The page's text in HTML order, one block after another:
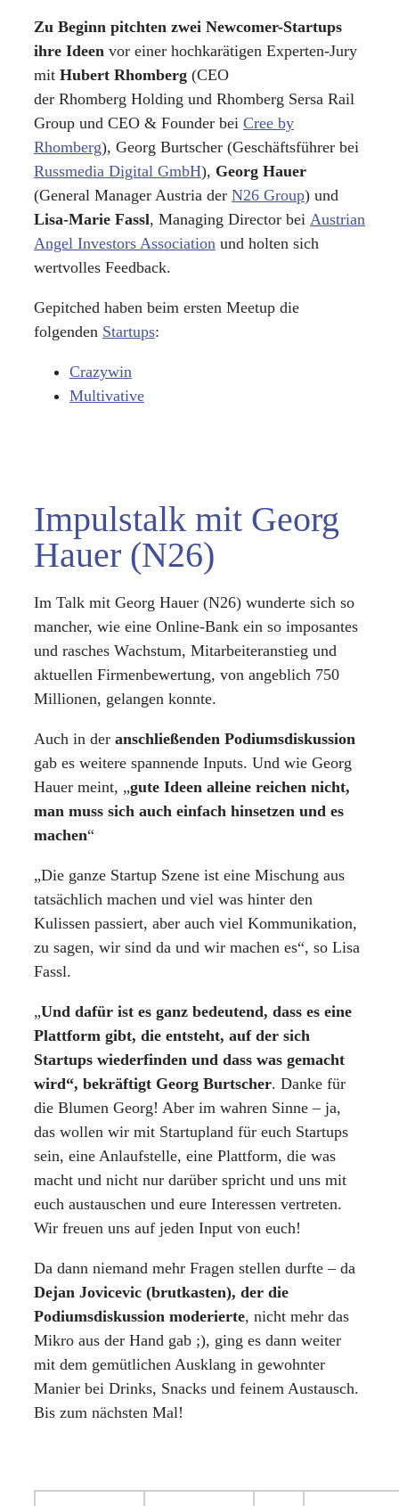
Zu Beginn pitchten zwei Newcomer-Startups
ihre Ideen vor einer hochkarätigen Experten-Jury
mit Hubert Rhomberg (CEO
der Rhomberg Holding und Rhomberg Sersa Rail
Group und CEO & Founder bei Cree by
Rhomberg), Georg Burtscher (Geschäftsführer bei
Russmedia Digital GmbH), Georg Hauer
(General Manager Austria der N26 Group) und
Lisa-Marie Fassl, Managing Director bei Austrian
Angel Investors Association und holten sich
wertvolles Feedback.
Gepitched haben beim ersten Meetup die
folgenden Startups:
Crazywin
Multivative
Impulstalk mit Georg
Hauer (N26)
Im Talk mit Georg Hauer (N26) wunderte sich so
mancher, wie eine Online-Bank ein so imposantes
und rasches Wachstum, Mitarbeiteranstieg und
aktuellen Firmenbewertung, von angeblich 750
Millionen, gelangen konnte.
Auch in der anschließenden Podiumsdiskussion
gab es weitere spannende Inputs. Und wie Georg
Hauer meint, „gute Ideen alleine reichen nicht,
man muss sich auch einfach hinsetzen und es
machen“
„Die ganze Startup Szene ist eine Mischung aus
tatsächlich machen und viel was hinter den
Kulissen passiert, aber auch viel Kommunikation,
zu sagen, wir sind da und wir machen es“, so Lisa
Fassl.
„Und dafür ist es ganz bedeutend, dass es eine
Plattform gibt, die entsteht, auf der sich
Startups wiederfinden und dass was gemacht
wird“, bekräftigt Georg Burtscher. Danke für
die Blumen Georg! Aber im wahren Sinne – ja,
das wollen wir mit Startupland für euch Startups
sein, eine Anlaufstelle, eine Plattform, die was
macht und nicht nur darüber spricht und uns mit
euch austauschen und eure Interessen vertreten.
Wir freuen uns auf jeden Input von euch!
Da dann niemand mehr Fragen stellen durfte – da
Dejan Jovicevic (brutkasten), der die
Podiumsdiskussion moderierte, nicht mehr das
Mikro aus der Hand gab ;), ging es dann weiter
mit dem gemütlichen Ausklang in gewohnter
Manier bei Drinks, Snacks und feinem Austausch.
Bis zum nächsten Mal!